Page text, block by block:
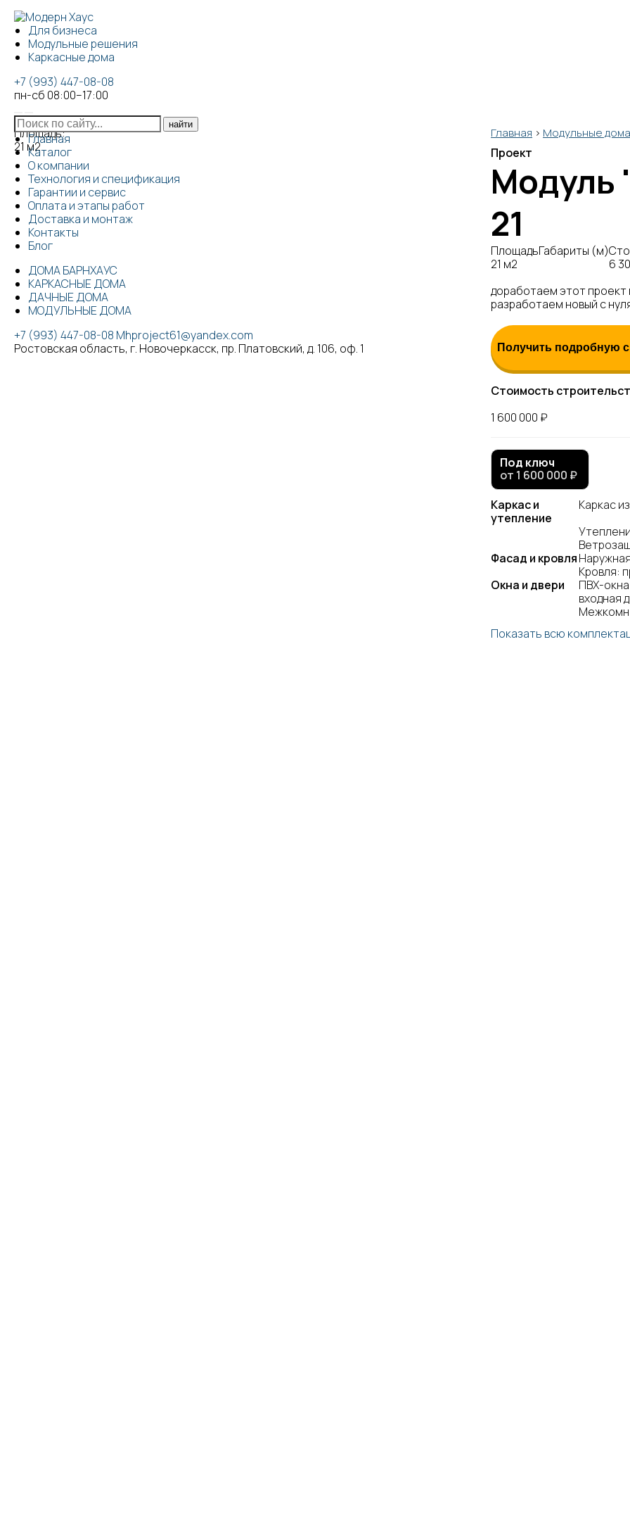
Для бизнеса
Модульные решения
Каркасные дома
+7 (993) 447-08-08
пн-сб 08:00–17:00
Главная
Каталог
О компании
Технология и спецификация
Гарантии и сервис
Оплата и этапы работ
Доставка и монтаж
Контакты
Блог
ДОМА БАРНХАУС
КАРКАСНЫЕ ДОМА
ДАЧНЫЕ ДОМА
МОДУЛЬНЫЕ ДОМА
+7 (993) 447-08-08 Mhproject61@yandex.com
Ростовская область, г. Новочеркасск, пр. Платовский, д. 106, оф. 1
Площадь:
21 м2
Главная > Модульные
Проект
21
Площадь
21 м2
Габариты (м)
6
доработаем этот
разработаем новый с
Получить подробную
Стоимость
1 600 000 ₽
Под ключ
от 1 600 000 ₽
Каркас и
утепление
Каркас
Фасад и кровля
Кровля:
Окна и двери
ПВХ-
входная
Показать всю